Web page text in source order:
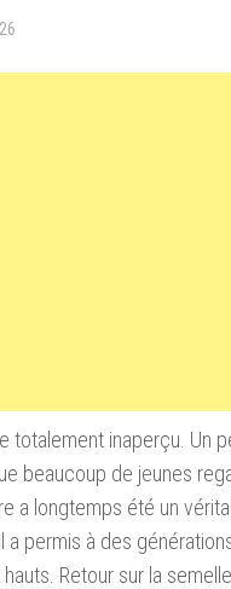
totalement inaperçu. Un
beaucoup de jeunes
a longtemps été un
a permis à des
Retour sur la